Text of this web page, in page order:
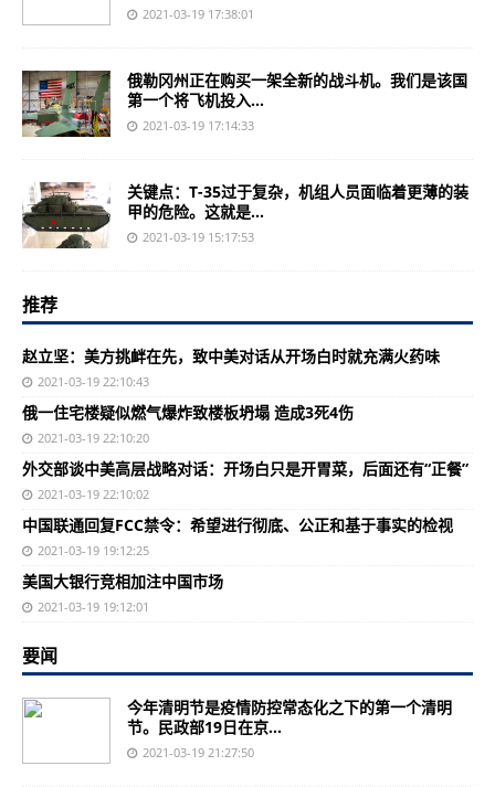
2021-03-19 17:38:01
俄勒冈州正在购买一架全新的战斗机。我们是该国
第一个将飞机投入...
2021-03-19 17:14:33
关键点：T-35过于复杂，机组人员面临着更薄的装
甲的危险。这就是...
2021-03-19 15:17:53
推荐
赵立坚：美方挑衅在先，致中美对话从开场白时就充满火药味
2021-03-19 22:10:43
俄一住宅楼疑似燃气爆炸致楼板坍塌 造成3死4伤
2021-03-19 22:10:20
外交部谈中美高层战略对话：开场白只是开胃菜，后面还有“正餐”
2021-03-19 22:10:02
中国联通回复FCC禁令：希望进行彻底、公正和基于事实的检视
2021-03-19 19:12:25
美国大银行竞相加注中国市场
2021-03-19 19:12:01
要闻
今年清明节是疫情防控常态化之下的第一个清明
节。民政部19日在京...
2021-03-19 21:27:50